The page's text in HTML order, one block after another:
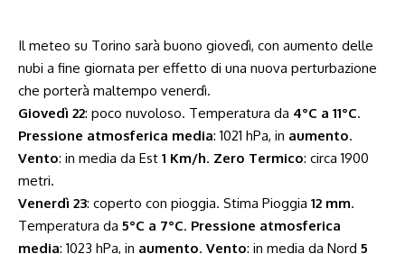
Il meteo su Torino sarà buono giovedì, con aumento delle
nubi a fine giornata per effetto di una nuova perturbazione
che porterà maltempo venerdì.
Giovedì 22: poco nuvoloso. Temperatura da 4°C a 11°C.
Pressione atmosferica media: 1021 hPa, in aumento.
Vento: in media da Est 1 Km/h. Zero Termico: circa 1900
metri.
Venerdì 23: coperto con pioggia. Stima Pioggia 12 mm.
Temperatura da 5°C a 7°C. Pressione atmosferica
media: 1023 hPa, in aumento. Vento: in media da Nord 5